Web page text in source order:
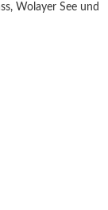
Wolayer See und